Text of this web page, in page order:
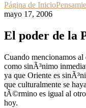
Página de Inicio
mayo 17, 2006
El poder de la
Cuando mencionamos al
como sinÃ³nimo
ya que Oriente es
que culturalmente se
tÃ©rmino es igual al
hoy.